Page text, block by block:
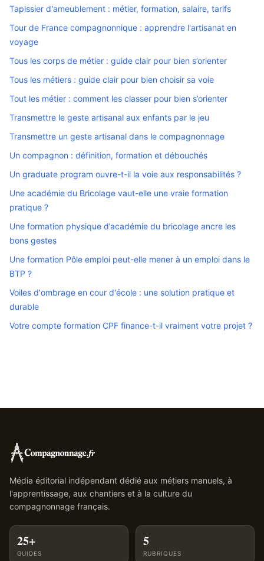
Tapissier d'ameublement : métier, formation, salaire, tarifs
Tour de France compagnonnique : apprendre l'artisanat en
voyage
Tous les corps de métier : guide clair pour bien s’orienter
Tous les métiers : guide clair pour bien choisir sa voie
Tout les métier : comment les classer pour bien s’orienter
Transmettre le geste artisanal aux enfants par le jeu
Transmettre un geste artisanal dans le compagnonnage
Un compagnon : définition, formation et débouchés
Un graduate program ouvre-t-il la voie aux responsabilités ?
Une académie du Bricolage vaut-elle une vraie formation
pratique ?
Une formation physique d’académie du bricolage ancre les
bons gestes
Une formation Pôle emploi peut-elle mener à un emploi dans le
BTP ?
Voiles d'ombrage en cour d'école : une solution pratique et
durable
Votre compte formation CPF finance-t-il vraiment votre projet ?
Média éditorial indépendant dédié aux métiers manuels, à
l'apprentissage, aux chantiers et à la culture du
compagnonnage français.
25+
GUIDES
5
RUBRIQUES